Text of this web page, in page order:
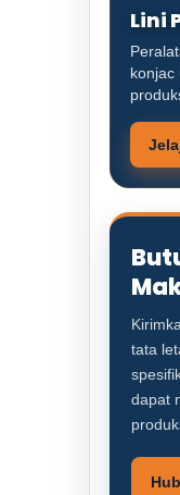
Lini
konjac
tata
dapat